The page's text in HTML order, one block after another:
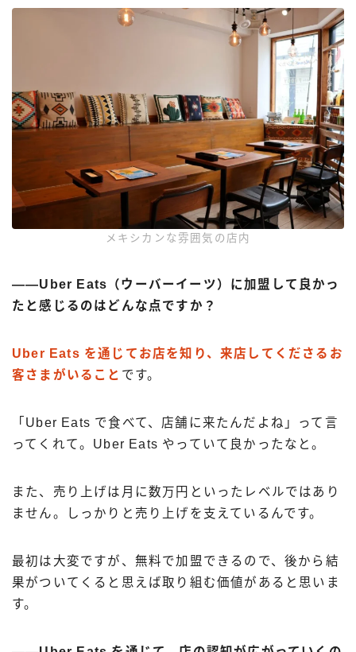
メキシカンな雰囲気の店内
――Uber Eats（ウーバーイーツ）に加盟して良かっ
たと感じるのはどんな点ですか？
Uber Eats を通じてお店を知り、来店してくださるお
客さまがいること です。
「Uber Eats で食べて、店舗に来たんだよね」って言
ってくれて。Uber Eats やっていて良かったなと。
また、売り上げは月に数万円といったレベルではあり
ません。しっかりと売り上げを支えているんです。
最初は大変ですが、無料で加盟できるので、後から結
果がついてくると思えば取り組む価値があると思いま
す。